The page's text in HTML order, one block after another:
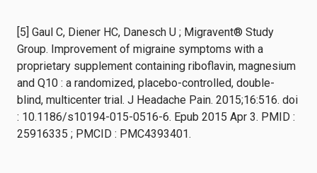
[5] Gaul C, Diener HC, Danesch U ; Migravent® Study
Group. Improvement of migraine symptoms with a
proprietary supplement containing riboflavin, magnesium
and Q10 : a randomized, placebo-controlled, double-
blind, multicenter trial. J Headache Pain. 2015;16:516. doi
: 10.1186/s10194-015-0516-6. Epub 2015 Apr 3. PMID :
25916335 ; PMCID : PMC4393401.